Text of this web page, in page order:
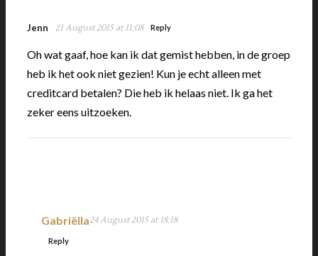
Jenn 21 August 2015 at 11:08 Reply
Oh wat gaaf, hoe kan ik dat gemist hebben, in de groep
heb ik het ook niet gezien! Kun je echt alleen met
creditcard betalen? Die heb ik helaas niet. Ik ga het
zeker eens uitzoeken.
Gabriëlla24 August 2015 at 18:18
Reply